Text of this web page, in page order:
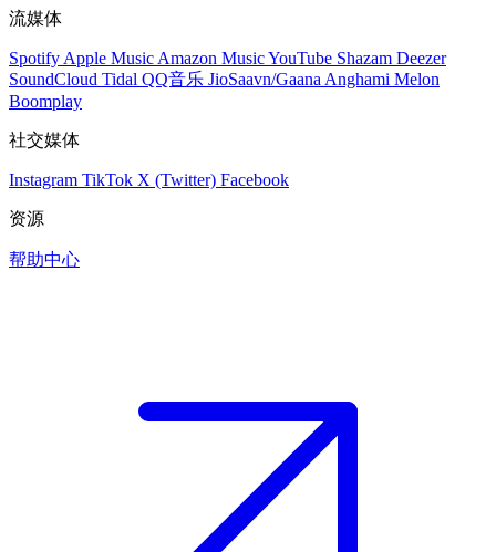
流媒体
Spotify Apple Music Amazon MusicYouTube Shazam Deezer
SoundCloud Tidal QQ音乐 JioSaavn/Gaana Anghami Melon
Boomplay
社交媒体
Instagram TikTok X (Twitter) Facebook
资源
帮助中心